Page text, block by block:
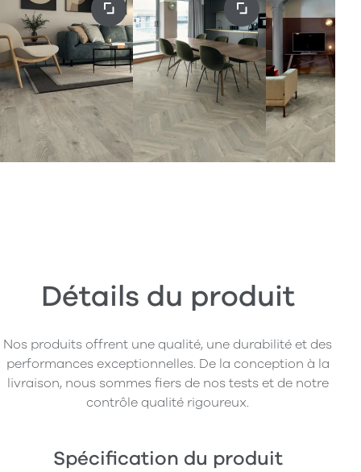
Détails du produit
Nos produits offrent une qualité, une durabilité et des
performances exceptionnelles. De la conception à la
livraison, nous sommes fiers de nos tests et de notre
contrôle qualité rigoureux.
Spécification du produit